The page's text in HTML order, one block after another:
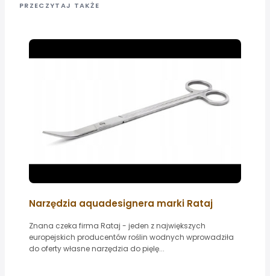
PRZECZYTAJ TAKŻE
Narzędzia aquadesignera marki Rataj
Znana czeka firma Rataj - jeden z największych
europejskich producentów roślin wodnych wprowadziła
do oferty własne narzędzia do pięlę...